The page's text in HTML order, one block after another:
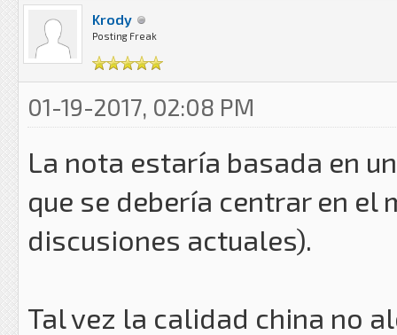
Krody
Posting Freak
01-19-2017, 02:08 PM
La nota estaría basada en
que se debería centrar en
discusiones actuales).
Tal vez la calidad china no